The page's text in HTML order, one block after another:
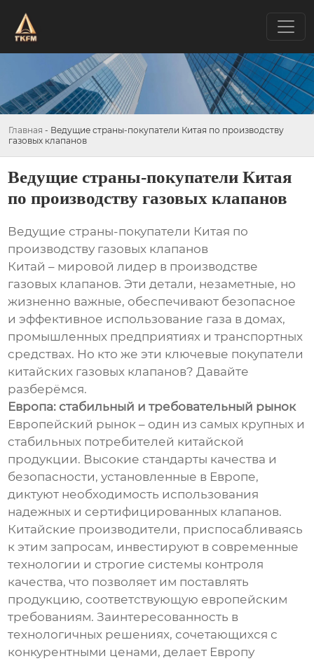
Главная - Ведущие страны-покупатели Китая по производству
газовых клапанов
Ведущие страны-покупатели Китая
по производству газовых клапанов
Ведущие страны-покупатели Китая по
производству газовых клапанов
Китай – мировой лидер в производстве
газовых клапанов. Эти детали, незаметные, но
жизненно важные, обеспечивают безопасное
и эффективное использование газа в домах,
промышленных предприятиях и транспортных
средствах. Но кто же эти ключевые покупатели
китайских газовых клапанов? Давайте
разберёмся.
Европа: стабильный и требовательный рынок
Европейский рынок – один из самых крупных и
стабильных потребителей китайской
продукции. Высокие стандарты качества и
безопасности, установленные в Европе,
диктуют необходимость использования
надежных и сертифицированных клапанов.
Китайские производители, приспосабливаясь
к этим запросам, инвестируют в современные
технологии и строгие системы контроля
качества, что позволяет им поставлять
продукцию, соответствующую европейским
требованиям. Заинтересованность в
технологичных решениях, сочетающихся с
конкурентными ценами, делает Европу